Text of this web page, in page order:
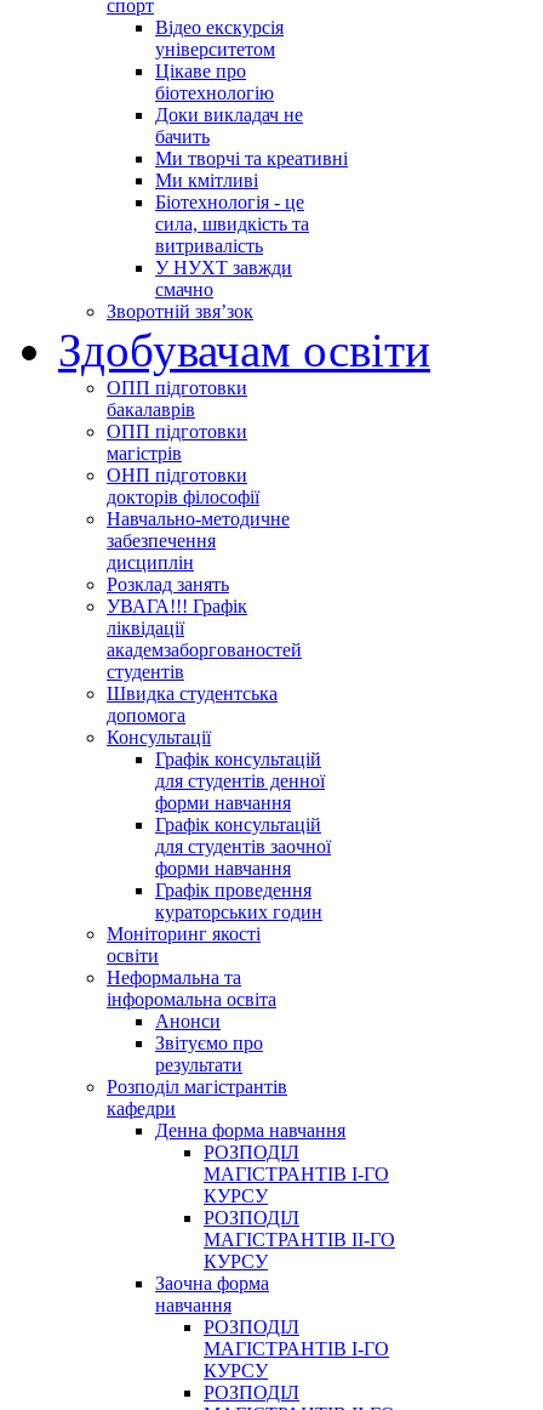
спорт
Відео екскурсія
університетом
Цікаве про
біотехнологію
Доки викладач не
бачить
Ми творчі та креативні
Ми кмітливі
Біотехнологія - це
сила, швидкість та
витривалість
У НУХТ завжди
смачно
Зворотній звя’зок
Здобувачам освіти
ОПП підготовки
бакалаврів
ОПП підготовки
магістрів
ОНП підготовки
докторів філософії
Навчально-методичне
забезпечення
дисциплін
Розклад занять
УВАГА!!! Графік
ліквідації
академзаборгованостей
студентів
Швидка студентська
допомога
Консультації
Графік консультацій
для студентів денної
форми навчання
Графік консультацій
для студентів заочної
форми навчання
Графік проведення
кураторських годин
Моніторинг якості
освіти
Неформальна та
інфоромальна освіта
Анонси
Звітуємо про
результати
Розподіл магістрантів
кафедри
Денна форма навчання
РОЗПОДІЛ
МАГІСТРАНТІВ І-ГО
КУРСУ
РОЗПОДІЛ
МАГІСТРАНТІВ ІІ-ГО
КУРСУ
Заочна форма
навчання
РОЗПОДІЛ
МАГІСТРАНТІВ І-ГО
КУРСУ
РОЗПОДІЛ